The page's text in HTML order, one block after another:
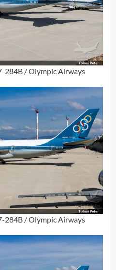
284B / Olympic Airways
284B / Olympic Airways